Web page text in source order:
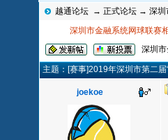
越通论坛 → 正式论坛 → 深圳
深圳市金融系统网球联赛
深圳市
主题：[赛事]2019年深圳市第二
joekoe